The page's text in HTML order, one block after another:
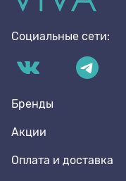
Социальные сети:
Бренды
Акции
Оплата и доставка